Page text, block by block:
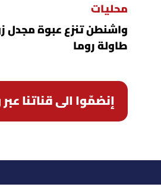
محليات
واشنطن تنزع عبوة مجدل
طاولة روما
إنضمّوا الى قناتنا